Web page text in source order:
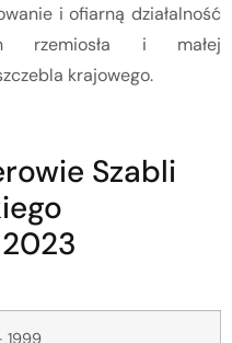
i ofiarną działalność
rzemiosła i małej
krajowego.
Szabli
1999